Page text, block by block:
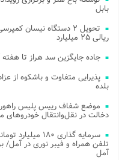
بابل
تحویل ۲ دستگاه نیسان
ریالی ۲۵ میلیارد
جاده جایگزین سد هراز تا
بلده
موضع شفاف رییس پلیس راهور
دخالت در نقل‌وانتقال خودروهای
سرمایه گذاری
آمل